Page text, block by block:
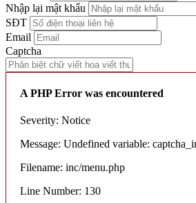
Nhập lại mật khẩu
SĐT
Email
Captcha
A PHP Error was encountered
Severity: Notice
Message: Undefined variable:
Filename: inc/menu.php
Line Number: 130